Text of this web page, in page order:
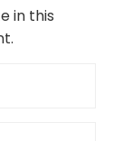
in this